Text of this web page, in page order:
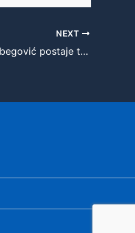
NEXT
Arsenal u potrazi za zvezdom: Kerim Alajbegović postaje transfer meta leta